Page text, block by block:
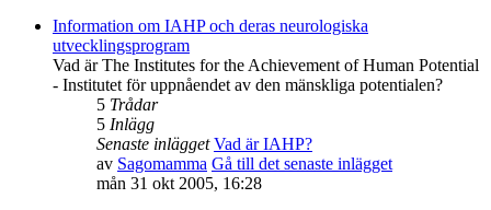
Information om IAHP och deras neurologiska
utvecklingsprogram
Vad är The Institutes for the Achievement of Human Potential
- Institutet för uppnåendet av den mänskliga potentialen?
5 Trådar
5 Inlägg
Senaste inlägget Vad är IAHP?
av Sagomamma Gå till det senaste inlägget
mån 31 okt 2005, 16:28